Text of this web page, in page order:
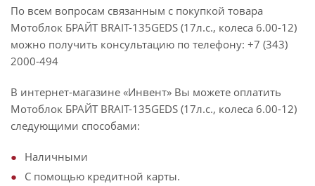
По всем вопросам связанным с покупкой товара
Мотоблок БРАЙТ BRAIT-135GEDS (17л.с., колеса 6.00-12)
можно получить консультацию по телефону: +7 (343)
2000-494
В интернет-магазине «Инвент» Вы можете оплатить
Мотоблок БРАЙТ BRAIT-135GEDS (17л.с., колеса 6.00-12)
следующими способами:
Наличными
С помощью кредитной карты.